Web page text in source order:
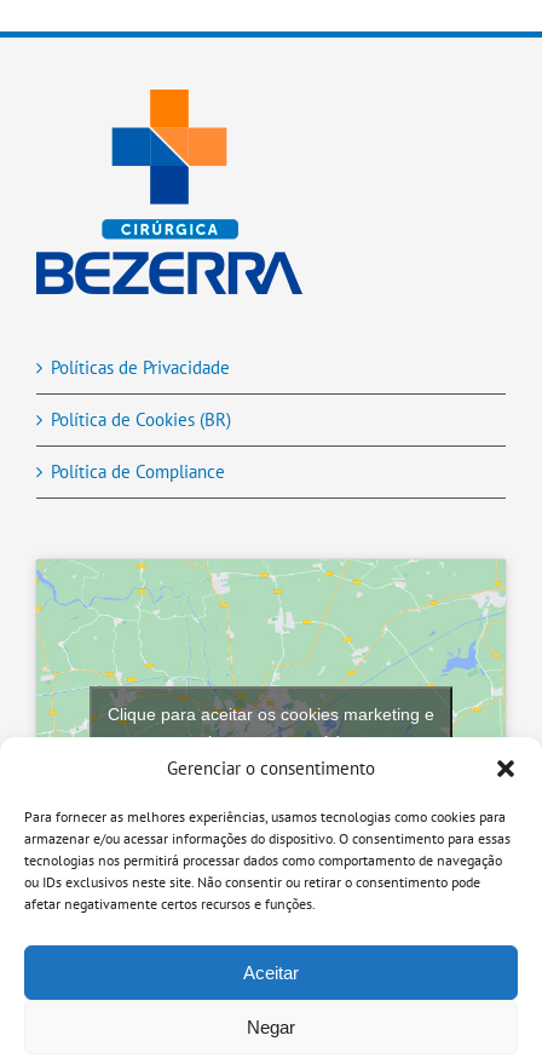
Gerenciar o consentimento
Para fornecer as melhores experiências, usamos tecnologias como cookies para
armazenar e/ou acessar informações do dispositivo. O consentimento para essas
tecnologias nos permitirá processar dados como comportamento de navegação
ou IDs exclusivos neste site. Não consentir ou retirar o consentimento pode
afetar negativamente certos recursos e funções.
Aceitar
Negar
Políticas de Privacidade
Política de Cookies (BR)
Política de Compliance
Clique para aceitar os cookies marketing e
ativar este conteúdo
© 2018 Cirúrgica Bezerra | Todos os direitos reservados.